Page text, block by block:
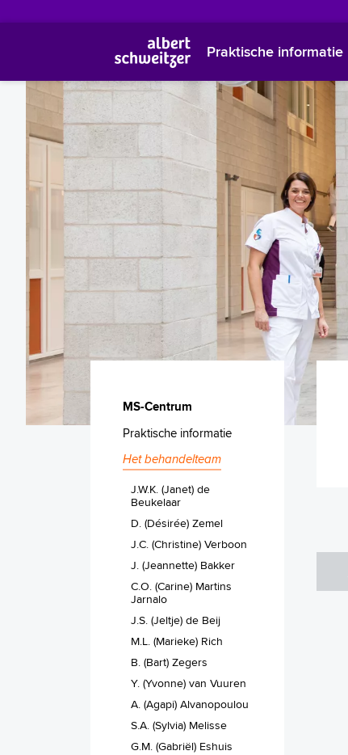
Praktische informatie
MS-Centrum
Praktische informatie
Het behandelteam
J.W.K. (Janet) de
Beukelaar
D. (Désirée) Zemel
J.C. (Christine) Verboon
J. (Jeannette) Bakker
C.O. (Carine) Martins
Jarnalo
J.S. (Jeltje) de Beij
M.L. (Marieke) Rich
B. (Bart) Zegers
Y. (Yvonne) van Vuuren
A. (Agapi) Alvanopoulou
S.A. (Sylvia) Melisse
G.M. (Gabriël) Eshuis